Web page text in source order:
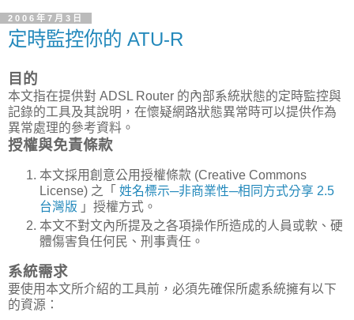
2006年7月3日
定時監控你的 ATU-R
目的
本文指在提供對 ADSL Router 的內部系統狀態的定時監控與
記錄的工具及其說明，在懷疑網路狀態異常時可以提供作為
異常處理的參考資料。
授權與免責條款
本文採用創意公用授權條款 (Creative Commons
License) 之「 姓名標示─非商業性─相同方式分享 2.5
台灣版 」授權方式。
本文不對文內所提及之各項操作所造成的人員或軟、硬
體傷害負任何民、刑事責任。
系統需求
要使用本文所介紹的工具前，必須先確保所處系統擁有以下
的資源：